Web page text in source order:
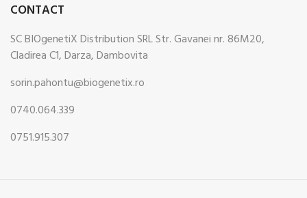
CONTACT
SC BIOgenetiX Distribution SRL Str. Gavanei nr. 86M20,
Cladirea C1, Darza, Dambovita
sorin.pahontu@biogenetix.ro
0740.064.339
0751.915.307